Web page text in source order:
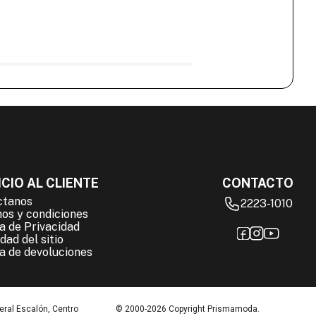
AL CLIENTE
y condiciones
de Privacidad
del sitio
de devoluciones
CONTACTO
2223-1010
Escalón, Centro © 2000-2026 Copyright Prismamoda.